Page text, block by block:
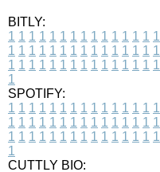
BITLY:
1 1 1 1 1 1 1 1 1 1 1 1 1 1 1
1 1 1 1 1 1 1 1 1 1 1 1 1 1 1
1 1 1 1 1 1 1 1 1 1 1 1 1 1 1
1
SPOTIFY:
1 1 1 1 1 1 1 1 1 1 1 1 1 1 1
1 1 1 1 1 1 1 1 1 1 1 1 1 1 1
1 1 1 1 1 1 1 1 1 1 1 1 1 1 1
1
CUTTLY BIO: